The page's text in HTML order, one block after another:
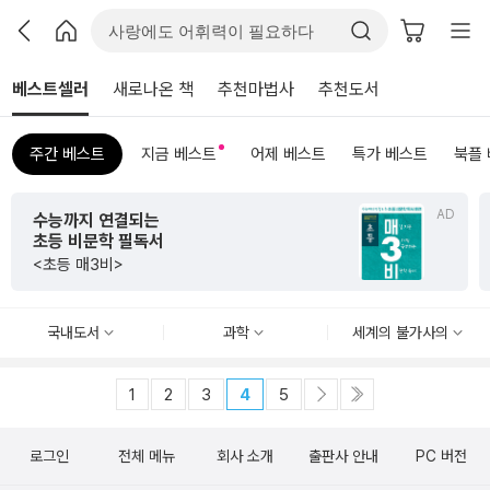
베스트셀러 새로나온 책 추천마법사 추천도서
주간 베스트 지금 베스트 어제 베스트 특가 베스트 북플
AD
수능까지 연결되는
초등 비문학 필독서
<초등 매3비>
국내도서 과학 세계의 불가사의
1 2 3 4 5
로그인 전체 메뉴 회사 소개 출판사 안내 PC 버전